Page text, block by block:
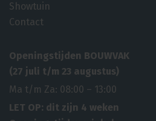
Showtuin
Contact
Openingstijden BOUWVAK
(27 juli t/m 23 augustus)
Ma t/m Za: 08:00 – 13:00
LET OP: dit zijn 4 weken